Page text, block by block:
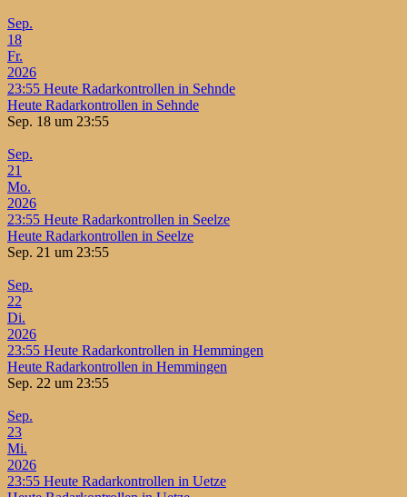
Sep.
18
Fr.
2026
23:55 Heute Radarkontrollen in Sehnde
Heute Radarkontrollen in Sehnde
Sep. 18 um 23:55
Sep.
21
Mo.
2026
23:55 Heute Radarkontrollen in Seelze
Heute Radarkontrollen in Seelze
Sep. 21 um 23:55
Sep.
22
Di.
2026
23:55 Heute Radarkontrollen in Hemmingen
Heute Radarkontrollen in Hemmingen
Sep. 22 um 23:55
Sep.
23
Mi.
2026
23:55 Heute Radarkontrollen in Uetze